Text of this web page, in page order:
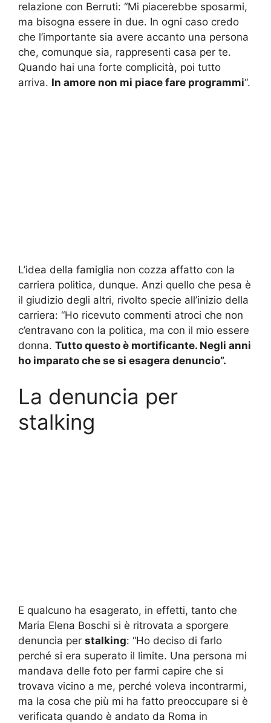
relazione con Berruti: “Mi piacerebbe sposarmi,
ma bisogna essere in due. In ogni caso credo
che l’importante sia avere accanto una persona
che, comunque sia, rappresenti casa per te.
Quando hai una forte complicità, poi tutto
arriva. In amore non mi piace fare programmi“.
L’idea della famiglia non cozza affatto con la
carriera politica, dunque. Anzi quello che pesa è
il giudizio degli altri, rivolto specie all’inizio della
carriera: “Ho ricevuto commenti atroci che non
c’entravano con la politica, ma con il mio essere
donna. Tutto questo è mortificante. Negli anni
ho imparato che se si esagera denuncio”.
La denuncia per
stalking
E qualcuno ha esagerato, in effetti, tanto che
Maria Elena Boschi si è ritrovata a sporgere
denuncia per stalking: “Ho deciso di farlo
perché si era superato il limite. Una persona mi
mandava delle foto per farmi capire che si
trovava vicino a me, perché voleva incontrarmi,
ma la cosa che più mi ha fatto preoccupare si è
verificata quando è andato da Roma in